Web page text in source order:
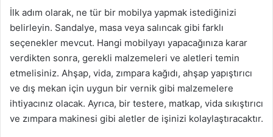
İlk adım olarak, ne tür bir mobilya yapmak istediğinizi
belirleyin. Sandalye, masa veya salıncak gibi farklı
seçenekler mevcut. Hangi mobilyayı yapacağınıza karar
verdikten sonra, gerekli malzemeleri ve aletleri temin
etmelisiniz. Ahşap, vida, zımpara kağıdı, ahşap yapıştırıcı
ve dış mekan için uygun bir vernik gibi malzemelere
ihtiyacınız olacak. Ayrıca, bir testere, matkap, vida sıkıştırıcı
ve zımpara makinesi gibi aletler de işinizi kolaylaştıracaktır.